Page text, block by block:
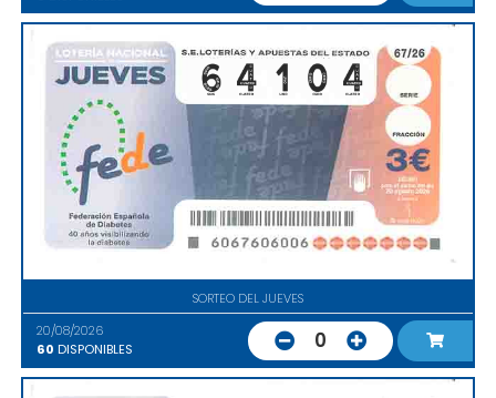
SORTEO DEL JUEVES
20/08/2026
60 DISPONIBLES 0